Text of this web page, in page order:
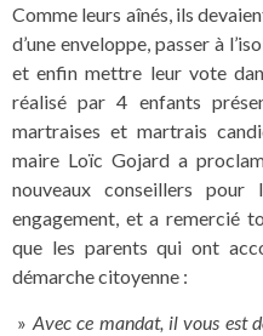
Comme leurs aînés, ils
d’une enveloppe, passer à
et enfin mettre leur vote
réalisé par 4 enfants
martraises et martrais
maire Loïc Gojard a
nouveaux conseillers
engagement, et a remercié
que les parents qui ont
démarche citoyenne :
» Avec ce mandat, il vous est